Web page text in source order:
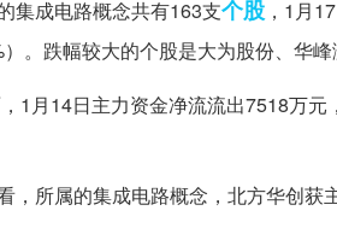
成电路概念共有163支个股 ，1月
。跌幅较大的个股是大为股份、华峰
1月14日主力资金净流流出7518万
所属的集成电路概念，北方华创获主